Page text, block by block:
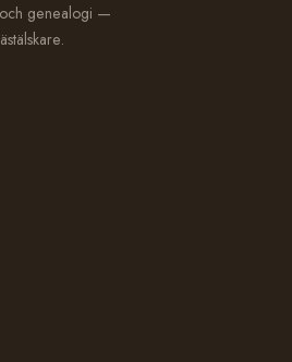
genealogi —